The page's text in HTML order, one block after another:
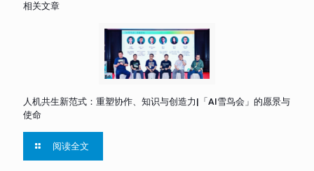
相关文章
人机共生新范式：重塑协作、知识与创造力|「AI雪鸟会」的愿景与
使命
阅读全文